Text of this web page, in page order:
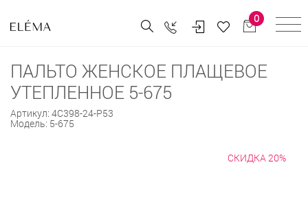
0
ПАЛЬТО ЖЕНСКОЕ ПЛАЩЕВОЕ
УТЕПЛЕННОЕ 5-675
Артикул: 4С398-24-Р53
Модель: 5-675
СКИДКА 20%